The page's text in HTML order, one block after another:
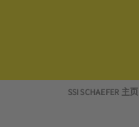
SSI SCHAEFER 主页